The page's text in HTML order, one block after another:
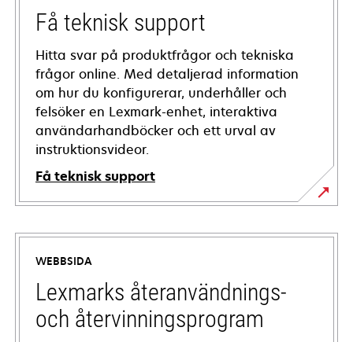
Få teknisk support
Hitta svar på produktfrågor och tekniska
frågor online. Med detaljerad information
om hur du konfigurerar, underhåller och
felsöker en Lexmark-enhet, interaktiva
användarhandböcker och ett urval av
instruktionsvideor.
Få teknisk support
opens
in
new
tab
WEBBSIDA
Lexmarks återanvändnings-
och återvinningsprogram